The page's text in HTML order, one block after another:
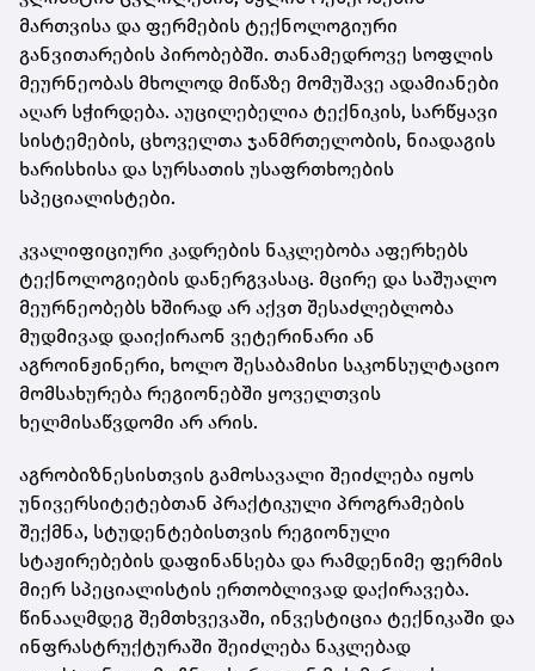
მართვისა და ფერმების ტექნოლოგიური
განვითარების პირობებში. თანამედროვე სოფლის
მეურნეობას მხოლოდ მიწაზე მომუშავე ადამიანები
აღარ სჭირდება. აუცილებელია ტექნიკის, სარწყავი
სისტემების, ცხოველთა ჯანმრთელობის, ნიადაგის
ხარისხისა და სურსათის უსაფრთხოების
სპეციალისტები.
კვალიფიციური კადრების ნაკლებობა აფერხებს
ტექნოლოგიების დანერგვასაც. მცირე და საშუალო
მეურნეობებს ხშირად არ აქვთ შესაძლებლობა
მუდმივად დაიქირაონ ვეტერინარი ან
აგროინჟინერი, ხოლო შესაბამისი საკონსულტაციო
მომსახურება რეგიონებში ყოველთვის
ხელმისაწვდომი არ არის.
აგრობიზნესისთვის გამოსავალი შეიძლება იყოს
უნივერსიტეტებთან პრაქტიკული პროგრამების
შექმნა, სტუდენტებისთვის რეგიონული
სტაჟირებების დაფინანსება და რამდენიმე ფერმის
მიერ სპეციალისტის ერთობლივად დაქირავება.
წინააღმდეგ შემთხვევაში, ინვესტიცია ტექნიკაში და
ინფრასტრუქტურაში შეიძლება ნაკლებად